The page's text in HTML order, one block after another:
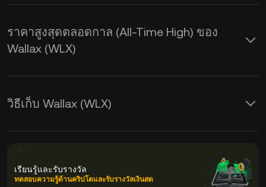
ราคาสูงสุดตลอดกาล (All-Time High) ของ
Wallax (WLX)
วิธีเก็บ Wallax (WLX)
เรียนรู้และรับรางวัล
ทดสอบความรู้ด้านคริปโตและรับรางวัลเงินสด